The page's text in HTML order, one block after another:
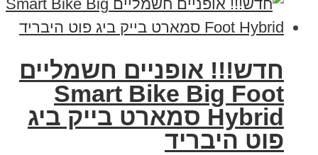
חדש!!! אופניים חשמליים
Smart Bike Big Foot
Hybrid סמארט בייק ביג
פוט היבריד